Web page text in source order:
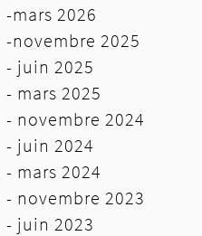
-mars 2026
-novembre 2025
- juin 2025
- mars 2025
- novembre 2024
- juin 2024
- mars 2024
- novembre 2023
- juin 2023
poursuite des études des 4
enfants ….
Pour en savoir plus sur
les parrainages,voir
« parrainages »
EEDM